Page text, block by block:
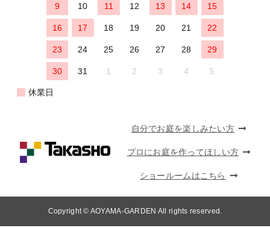
9 10 11 12 13 14 15
16 17 18 19 20 21 22
23 24 25 26 27 28 29
30 31 1 2 3 4 5
休業日
自分でお庭を楽しみたい方
プロにお庭を作ってほしい方
ショールームはこちら
Copyright © AOYAMA-GARDEN All rights reserved.